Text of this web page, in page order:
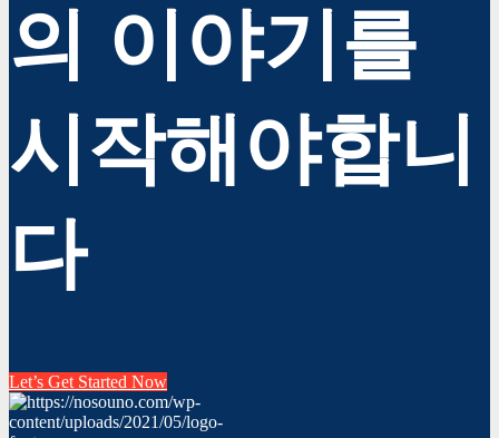
의 이야기를
시작해야합니
다
Let’s Get Started Now